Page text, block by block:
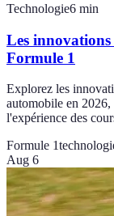
Technologie6 min
Les
Formule 1
Explorez les
automobile en 2026,
l'expérience des
Formule 1
Aug 6